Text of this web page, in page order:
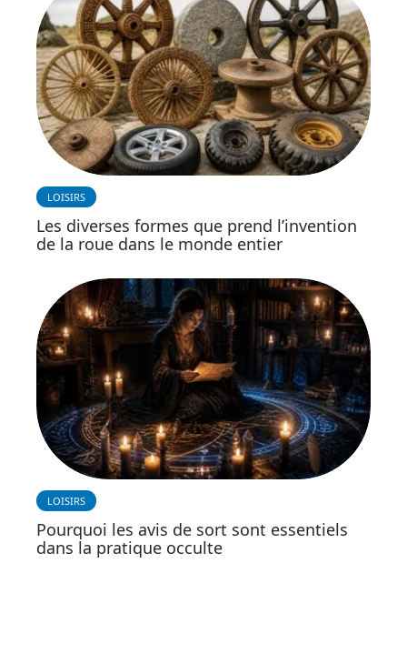
LOISIRS
Les diverses formes que prend l’invention
de la roue dans le monde entier
LOISIRS
Pourquoi les avis de sort sont essentiels
dans la pratique occulte